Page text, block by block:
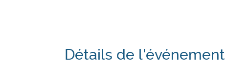
Détails de l'événement